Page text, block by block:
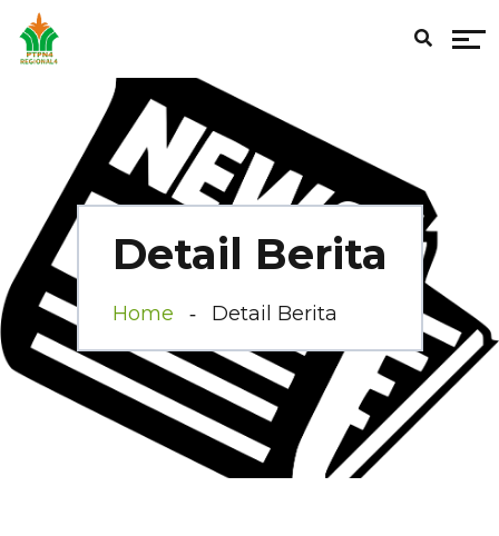
Detail Berita
Home Detail Berita